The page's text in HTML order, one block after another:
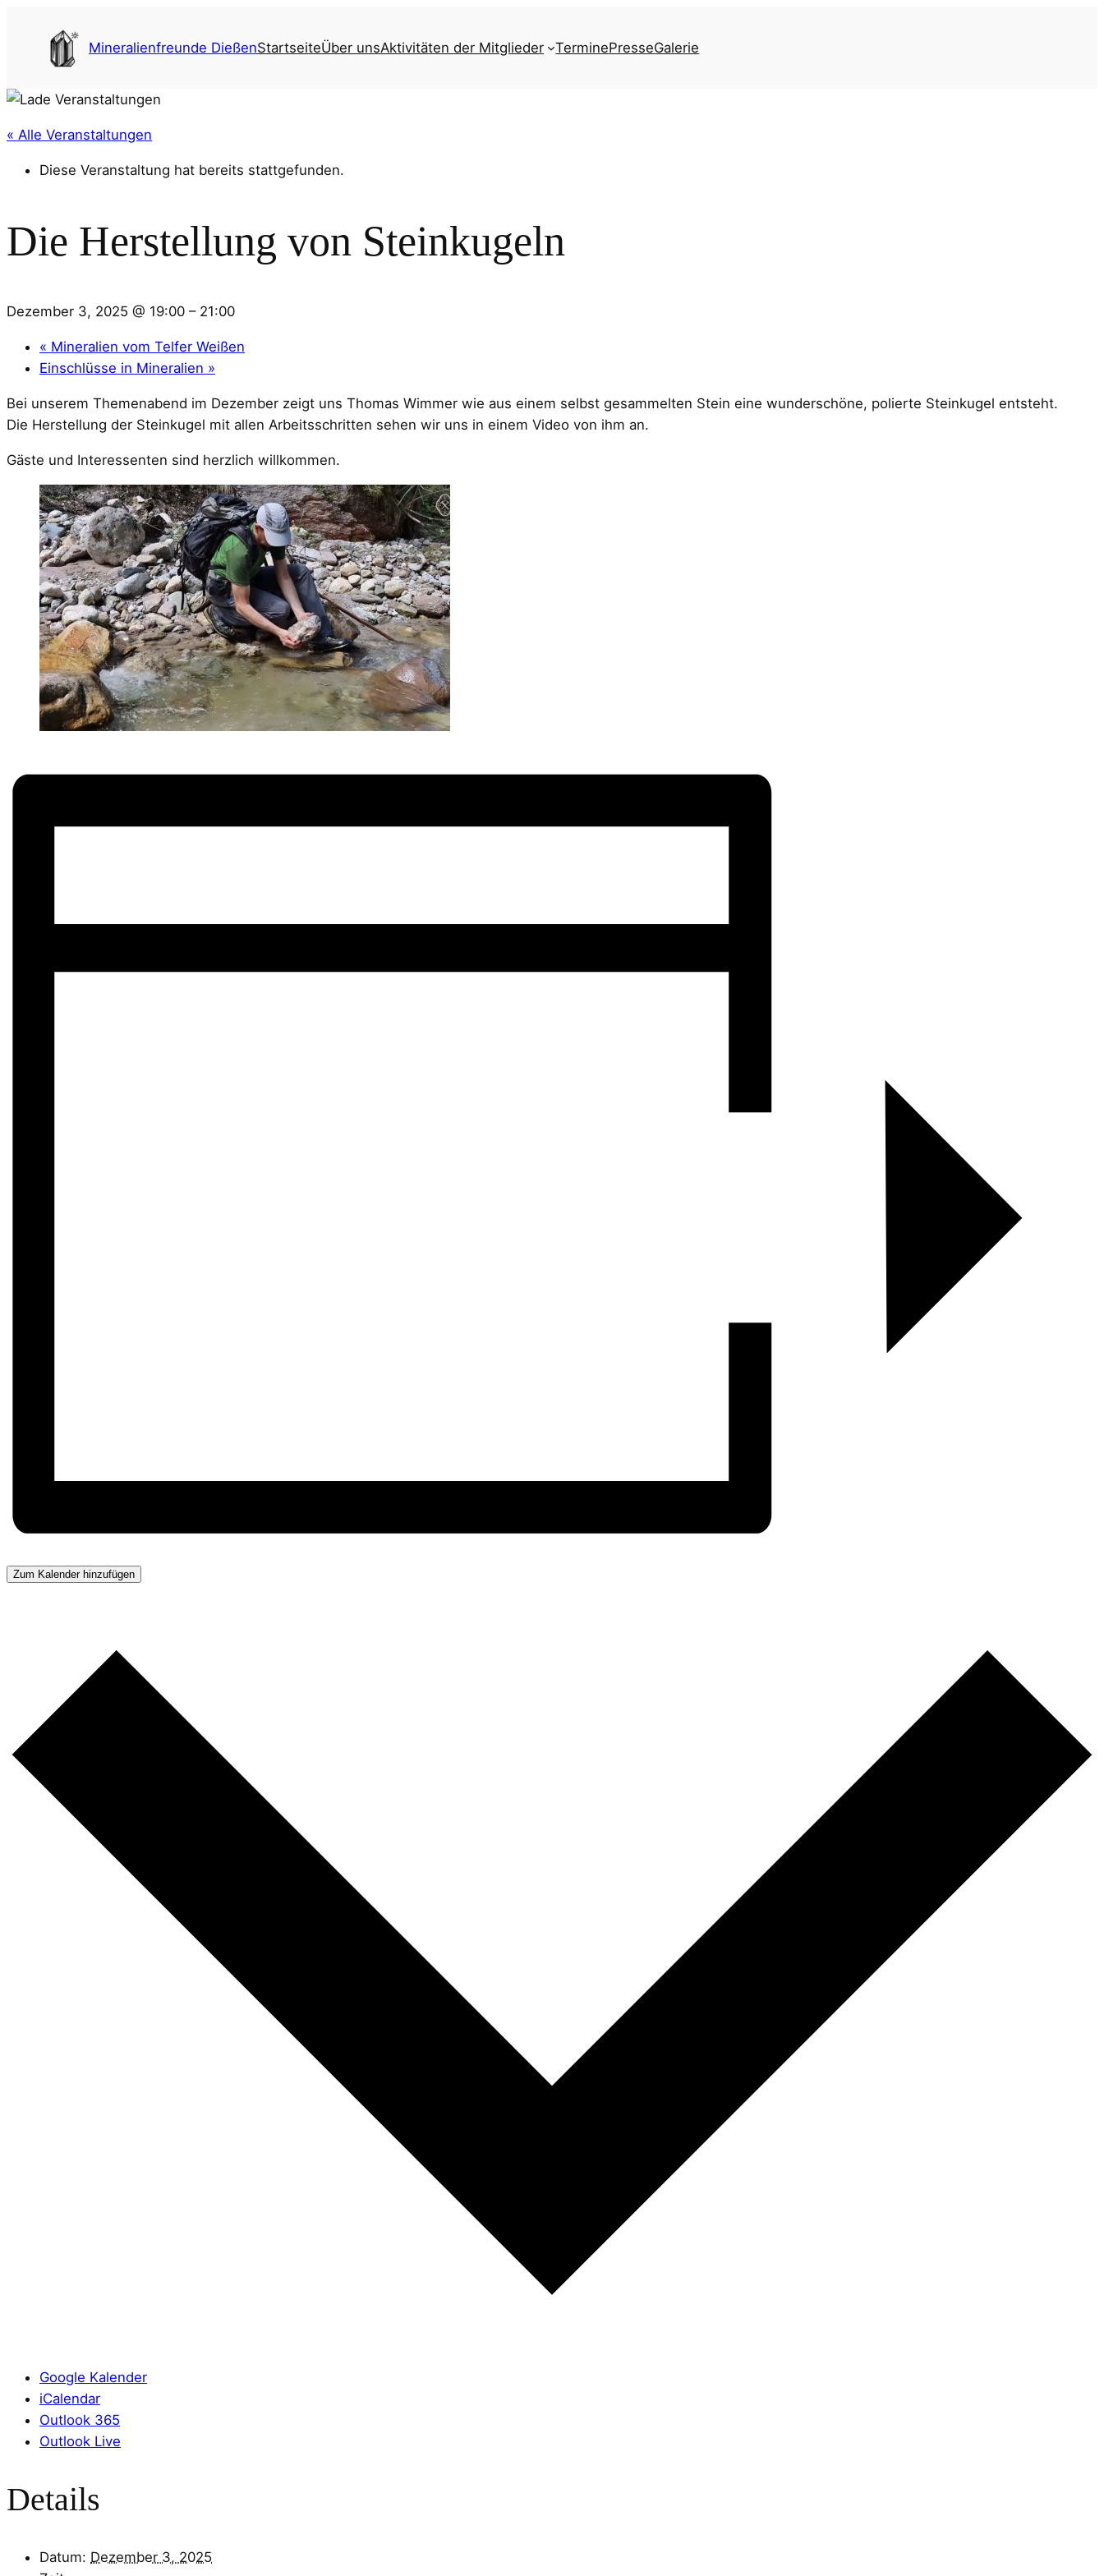
Mineralienfreunde DießenStartseiteÜber unsAktivitäten der Mitglieder TerminePresseGalerie
« Alle Veranstaltungen
Diese Veranstaltung hat bereits stattgefunden.
Die Herstellung von Steinkugeln
Dezember 3, 2025 @ 19:00 – 21:00
« Mineralien vom Telfer Weißen
Einschlüsse in Mineralien »
Bei unserem Themenabend im Dezember zeigt uns Thomas Wimmer wie aus einem selbst gesammelten Stein eine wunderschöne, polierte Steinkugel entsteht.
Die Herstellung der Steinkugel mit allen Arbeitsschritten sehen wir uns in einem Video von ihm an.
Gäste und Interessenten sind herzlich willkommen.
Zum Kalender hinzufügen
Google Kalender
iCalendar
Outlook 365
Outlook Live
Details
Datum: Dezember 3, 2025